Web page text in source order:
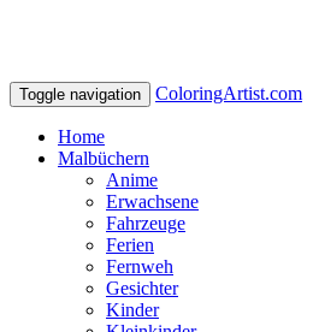
Toggle navigation ColoringArtist.com
Home
Malbüchern
Anime
Erwachsene
Fahrzeuge
Ferien
Fernweh
Gesichter
Kinder